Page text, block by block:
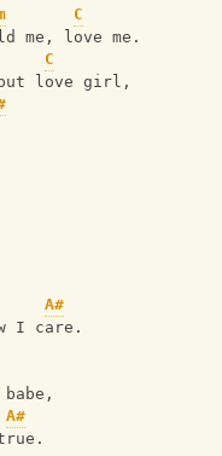
C
me, love me.
C
love girl,
A#
I care.
A#